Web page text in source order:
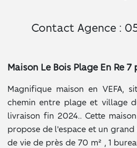
Contact Agence :
Maison Le Bois Plage En Re 7
Magnifique maison en VEFA,
chemin entre plage et village
livraison fin 2024.. Cette
propose de l'espace et un
de vie de près de 70 m² , 1